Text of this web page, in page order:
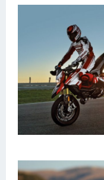
Самолеты
Комплектующие
Тойота
Лодки
Шкода
Вертолеты
Самокаты